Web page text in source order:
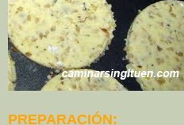
PREPARACIÓN: